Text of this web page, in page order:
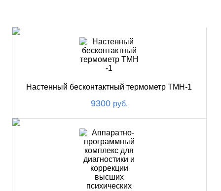
Настенный бесконтактный термометр ТМН-1
9300 руб.